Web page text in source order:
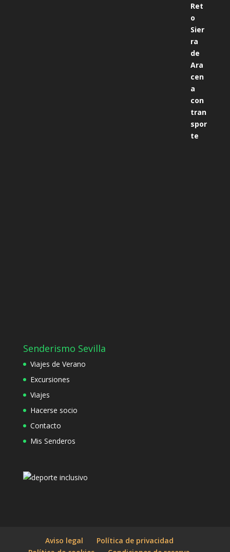
Senderismo Sevilla
Viajes de Verano
Excursiones
Viajes
Hacerse socio
Contacto
Mis Senderos
Aviso legal
Política de privacidad